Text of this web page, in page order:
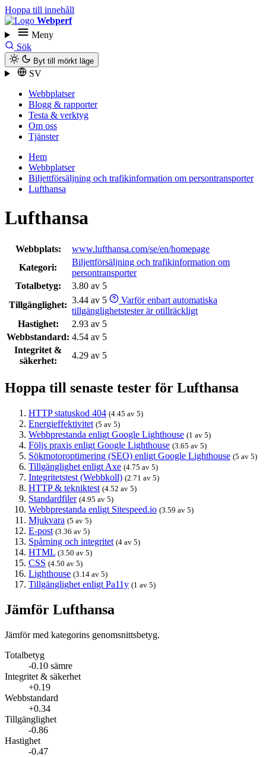
Hoppa till innehåll
Webperf
Meny
Sök
Byt till mörkt läge
SV
Webbplatser
Blogg & rapporter
Testa & verktyg
Om oss
Tjänster
Hem
Webbplatser
Biljettförsäljning och trafikinformation om persontransporter
Lufthansa
Lufthansa
Webbplats:
www.lufthansa.com/se/en/homepage
Kategori:
Biljettförsäljning och trafikinformation om
persontransporter
Totalbetyg:
3.80 av 5
Tillgänglighet: 3.44 av 5
Varför enbart automatiska
tillgänglighetstester är otillräckligt
Hastighet:
2.93 av 5
Webbstandard: 4.54 av 5
Integritet &
säkerhet:
4.29 av 5
Hoppa till senaste tester för Lufthansa
HTTP statuskod 404 (4.45 av 5)
Energieffektivitet (5 av 5)
Webbprestanda enligt Google Lighthouse (1 av 5)
Följs praxis enligt Google Lighthouse (3.65 av 5)
Sökmotoroptimering (SEO) enligt Google Lighthouse (5 av 5)
Tillgänglighet enligt Axe (4.75 av 5)
Integritetstest (Webbkoll) (2.71 av 5)
HTTP & tekniktest (4.52 av 5)
Standardfiler (4.95 av 5)
Webbprestanda enligt Sitespeed.io (3.59 av 5)
Mjukvara (5 av 5)
E-post (3.36 av 5)
Spårning och integritet (4 av 5)
HTML (3.50 av 5)
CSS (4.50 av 5)
Lighthouse (3.14 av 5)
Tillgänglighet enligt Pa11y (1 av 5)
Jämför Lufthansa
Jämför med kategorins genomsnittsbetyg.
Totalbetyg
-0.10 sämre
Integritet & säkerhet
+0.19
Webbstandard
+0.34
Tillgänglighet
-0.86
Hastighet
-0.47